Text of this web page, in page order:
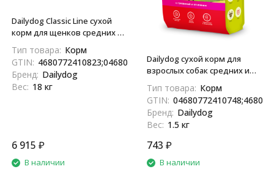
Dailydog Classic Line сухой
корм для щенков средних и
18 кг
Тип товара: Корм
GTIN: 4680772410823;04680772410823
Бренд: Dailydog
Вес: 18 кг
6 915 ₽
В наличии
Dailydog сухой корм для
взрослых собак средних и
и ягненком - 1,5 кг
Тип товара: Корм
GTIN:
Бренд: Dailydog
Вес: 1.5 кг
743 ₽
В наличии